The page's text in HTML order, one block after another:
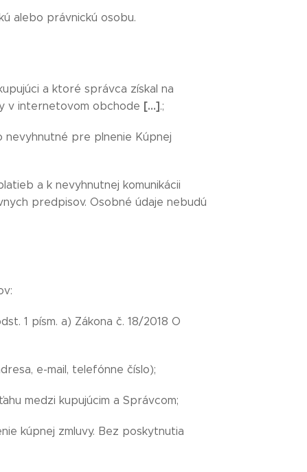
alebo právnickú osobu.
a ktoré správca získal na
v internetovom obchode […].;
nevyhnutné pre plnenie Kúpnej
a k nevyhnutnej komunikácii
predpisov. Osobné údaje nebudú
1 písm. a) Zákona č. 18/2018 O
e-mail, telefónne číslo);
medzi kupujúcim a Správcom;
kúpnej zmluvy. Bez poskytnutia